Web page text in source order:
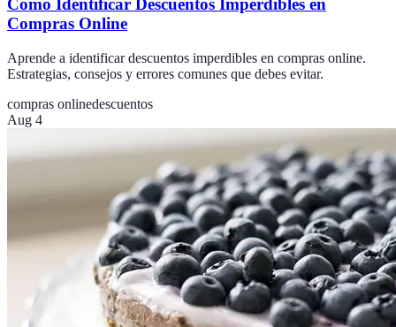
Cómo Identificar Descuentos Imperdibles en
Compras Online
Aprende a identificar descuentos imperdibles en compras online.
Estrategias, consejos y errores comunes que debes evitar.
compras onlinedescuentos
Aug 4